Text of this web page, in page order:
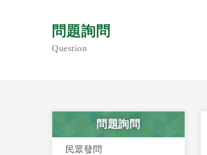
問題詢問
Question
問題詢問
民眾發問